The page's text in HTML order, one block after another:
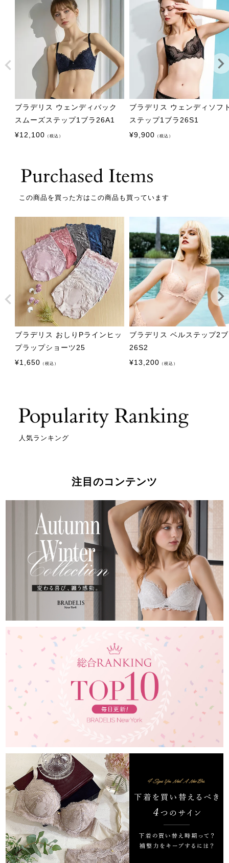
ブラデリス ウェンディバック
スムーズステップ1ブラ26A1
¥12,100 （税込）
ブラデリス ウェンディソフ
ステップ1ブラ26S1
¥9,900 （税込）
この商品を買った方はこの商品も買っています
ブラデリス おしりPラインヒッ
プラップショーツ25
¥1,650 （税込）
ブラデリス ベルステップ2
26S2
¥13,200 （税込）
人気ランキング
注目のコンテンツ